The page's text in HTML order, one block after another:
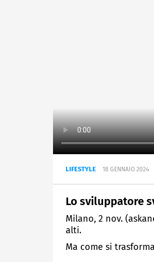
LIFESTYLE 18 GENNAIO 2024
Lo sviluppatore
Milano, 2 nov.
alti.
Ma come si